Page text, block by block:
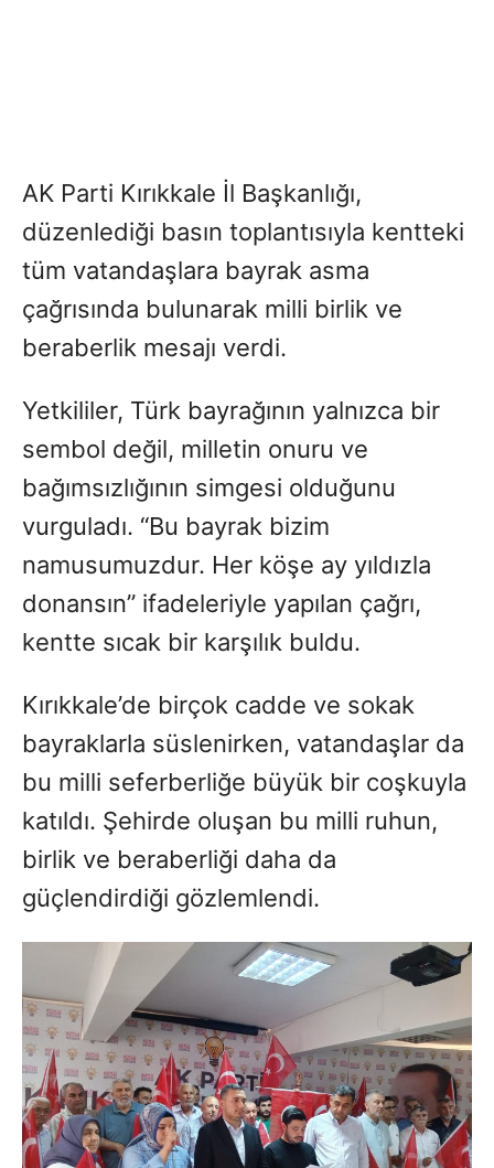
AK Parti Kırıkkale İl Başkanlığı,
düzenlediği basın toplantısıyla kentteki
tüm vatandaşlara bayrak asma
çağrısında bulunarak milli birlik ve
beraberlik mesajı verdi.
Yetkililer, Türk bayrağının yalnızca bir
sembol değil, milletin onuru ve
bağımsızlığının simgesi olduğunu
vurguladı. “Bu bayrak bizim
namusumuzdur. Her köşe ay yıldızla
donansın” ifadeleriyle yapılan çağrı,
kentte sıcak bir karşılık buldu.
Kırıkkale’de birçok cadde ve sokak
bayraklarla süslenirken, vatandaşlar da
bu milli seferberliğe büyük bir coşkuyla
katıldı. Şehirde oluşan bu milli ruhun,
birlik ve beraberliği daha da
güçlendirdiği gözlemlendi.